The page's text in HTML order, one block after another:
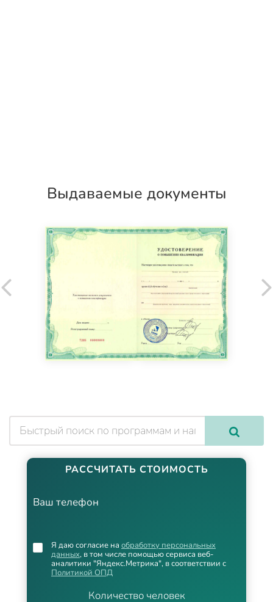
Выдаваемые документы
РАССЧИТАТЬ СТОИМОСТЬ
Ваш телефон
Количество человек
Я даю согласие на обработку персональных
данных, в том числе помощью сервиса веб-
аналитики "Яндекс.Метрика", в соответствии с
Политикой ОПД